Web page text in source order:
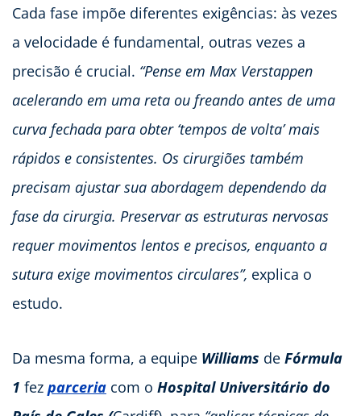
Cada fase impõe diferentes exigências: às vezes
a velocidade é fundamental, outras vezes a
precisão é crucial. “Pense em Max Verstappen
acelerando em uma reta ou freando antes de uma
curva fechada para obter ‘tempos de volta’ mais
rápidos e consistentes. Os cirurgiões também
precisam ajustar sua abordagem dependendo da
fase da cirurgia. Preservar as estruturas nervosas
requer movimentos lentos e precisos, enquanto a
sutura exige movimentos circulares”, explica o
estudo.
Da mesma forma, a equipe Williams de Fórmula
1 fez parceria com o Hospital Universitário do